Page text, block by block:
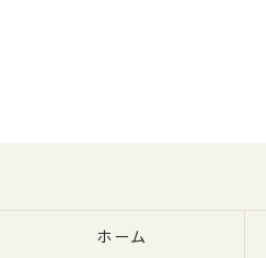
ホーム